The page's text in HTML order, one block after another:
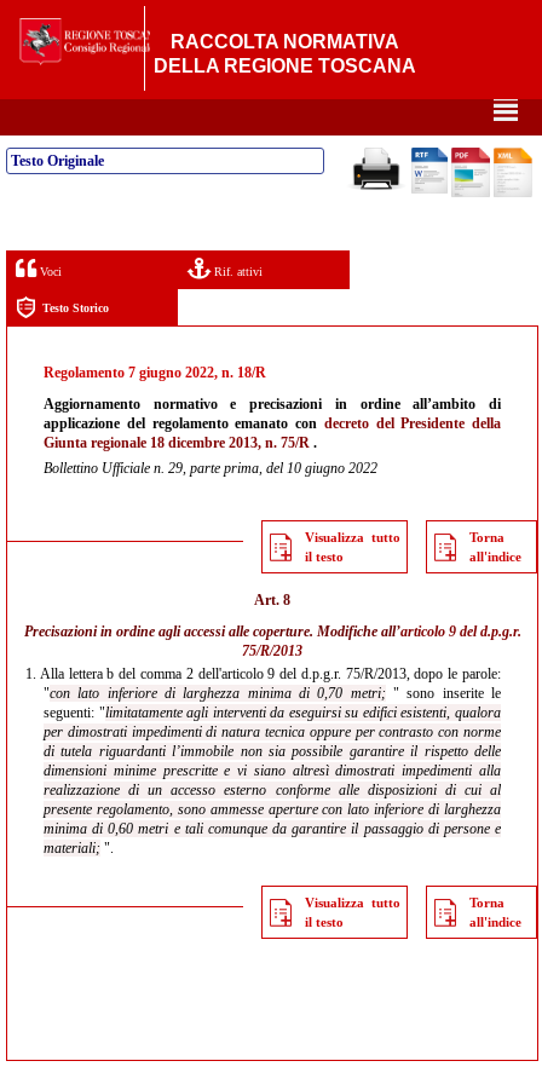
RACCOLTA NORMATIVA
DELLA REGIONE TOSCANA
²
Testo Originale
Voci Rif. attivi
Testo Storico
Regolamento 7 giugno 2022, n. 18/R
Aggiornamento normativo e precisazioni in ordine all’ambito di
applicazione del regolamento emanato con decreto del Presidente della
Giunta regionale 18 dicembre 2013, n. 75/R .
Bollettino Ufficiale n. 29, parte prima, del 10 giugno 2022
Visualizza tutto
il testo
Torna
all'indice
Art. 8
Precisazioni in ordine agli accessi alle coperture. Modifiche all’articolo 9 del d.p.g.r.
75/R/2013
1. Alla lettera b del comma 2 dell'articolo 9 del d.p.g.r. 75/R/2013, dopo le parole:
"con lato inferiore di larghezza minima di 0,70 metri; " sono inserite le
seguenti: "limitatamente agli interventi da eseguirsi su edifici esistenti, qualora
per dimostrati impedimenti di natura tecnica oppure per contrasto con norme
di tutela riguardanti l’immobile non sia possibile garantire il rispetto delle
dimensioni minime prescritte e vi siano altresì dimostrati impedimenti alla
realizzazione di un accesso esterno conforme alle disposizioni di cui al
presente regolamento, sono ammesse aperture con lato inferiore di larghezza
minima di 0,60 metri e tali comunque da garantire il passaggio di persone e
materiali; ".
Visualizza tutto
il testo
Torna
all'indice